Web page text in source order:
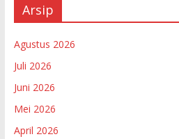
Arsip
Agustus 2026
Juli 2026
Juni 2026
Mei 2026
April 2026